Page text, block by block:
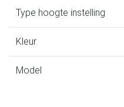
Type hoogte instelling
Kleur
Model